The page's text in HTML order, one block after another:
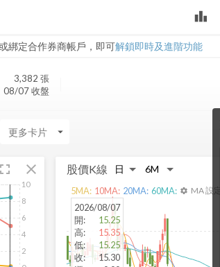
leaderboard
綁定合作券商帳戶，即可解鎖即時及進階功能
析
3,382 張
08/07 收盤
arrow_drop_down
fullscreen close
2
4
6
8
10
股價K線
2026/08/07
開:
15.25
高:
15.35
低:
15.25
收:
15.30
5MA: 10MA: 20MA: 60MA: settings MA 設定